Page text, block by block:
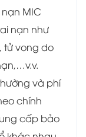
MIC
nạn như
tử vong do
và phí
chính
cấp bảo